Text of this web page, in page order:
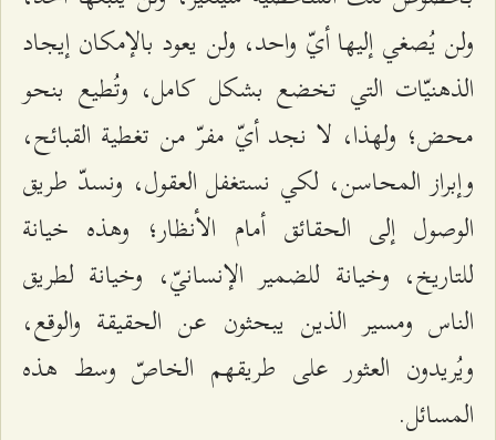
ولن يُصغي إليها أيّ واحد، ولن يعود بالإمكان إيجاد
الذهنيّات التي تخضع بشكل كامل، وتُطيع بنحو
محض؛ ولهذا، لا نجد أيّ مفرّ من تغطية القبائح،
وإبراز المحاسن، لكي نستغفل العقول، ونسدّ طريق
الوصول إلى الحقائق أمام الأنظار؛ وهذه خيانة
للتاريخ، وخيانة للضمير الإنسانيّ، وخيانة لطريق
الناس ومسير الذين يبحثون عن الحقيقة والوقع،
ويُريدون العثور على طريقهم الخاصّ وسط هذه
المسائل.